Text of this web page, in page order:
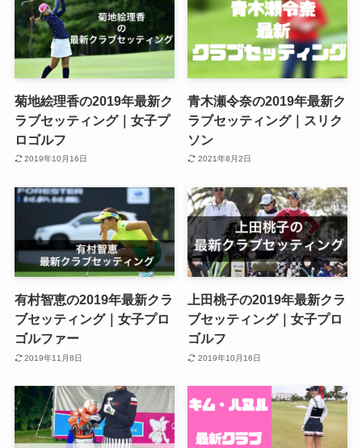
菊地絵理香の2019年最新ク
ラブセッティング｜女子プ
ロゴルフ
2019年10月16日
青木瀬令奈の2019年最新ク
ラブセッティング｜スリク
ソン
2021年8月2日
有村智恵の2019年最新クラ
ブセッティング｜女子プロ
ゴルファー
2019年11月8日
上田桃子の2019年最新クラ
ブセッティング｜女子プロ
ゴルフ
2019年10月16日